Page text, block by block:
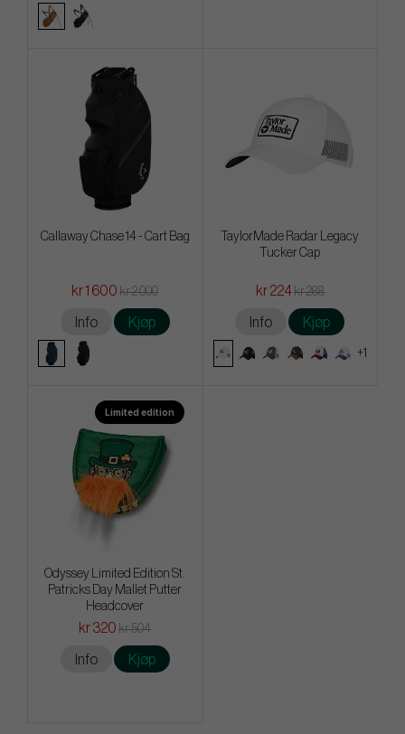
Callaway Chase 14 - Cart Bag
kr 1 600 kr 2 000
Info Kjøp
TaylorMade Radar Legacy
Tucker Cap
kr 224kr 288
Info Kjøp
+1
Limited edition
Odyssey Limited Edition St.
Patricks Day Mallet Putter
Headcover
kr 320 kr 504
Info Kjøp